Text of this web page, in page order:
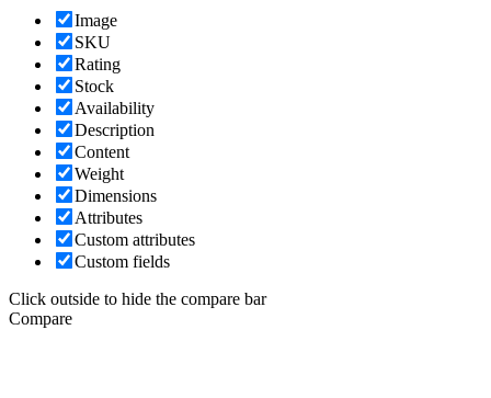
Image
SKU
Rating
Stock
Availability
Description
Content
Weight
Dimensions
Attributes
Custom attributes
Custom fields
Click outside to hide the compare bar
Compare